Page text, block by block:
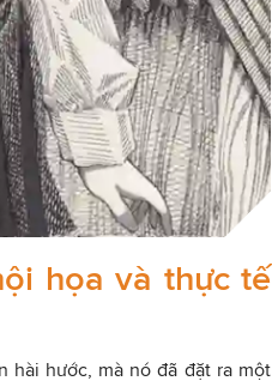
họa và thực tế
hài hước, mà nó đã đặt ra một